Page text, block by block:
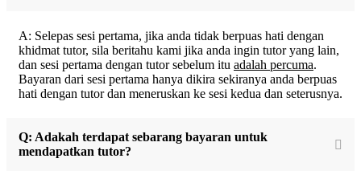
A: Selepas sesi pertama, jika anda tidak berpuas hati dengan
khidmat tutor, sila beritahu kami jika anda ingin tutor yang lain,
dan sesi pertama dengan tutor sebelum itu adalah percuma.
Bayaran dari sesi pertama hanya dikira sekiranya anda berpuas
hati dengan tutor dan meneruskan ke sesi kedua dan seterusnya.
Q: Adakah terdapat sebarang bayaran untuk
mendapatkan tutor?